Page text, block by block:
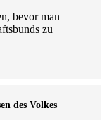
bevor man
zu
des Volkes